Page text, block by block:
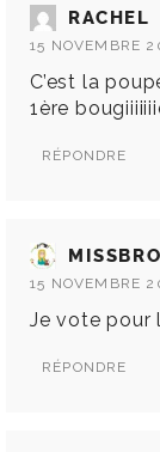
RACHEL
15 NOVEMBRE
C’est la
1ère
RÉPONDRE
15 NOVEMBRE
Je vote pour
RÉPONDRE